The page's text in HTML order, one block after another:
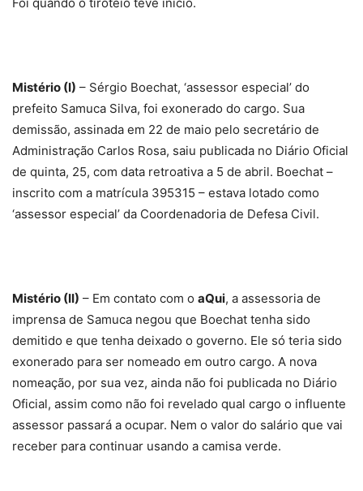
Mistério (I) – Sérgio Boechat, ‘assessor especial’ do
prefeito Samuca Silva, foi exonerado do cargo. Sua
demissão, assinada em 22 de maio pelo secretário de
Administração Carlos Rosa, saiu publicada no Diário Oficial
de quinta, 25, com data retroativa a 5 de abril. Boechat –
inscrito com a matrícula 395315 – estava lotado como
‘assessor especial’ da Coordenadoria de Defesa Civil.
Mistério (II) – Em contato com o aQui, a assessoria de
imprensa de Samuca negou que Boechat tenha sido
demitido e que tenha deixado o governo. Ele só teria sido
exonerado para ser nomeado em outro cargo. A nova
nomeação, por sua vez, ainda não foi publicada no Diário
Oficial, assim como não foi revelado qual cargo o influente
assessor passará a ocupar. Nem o valor do salário que vai
receber para continuar usando a camisa verde.